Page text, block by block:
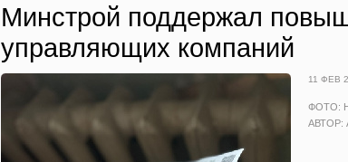
Минстрой поддержал
управляющих компаний
11 ФЕВ
ФОТО:
АВТОР: